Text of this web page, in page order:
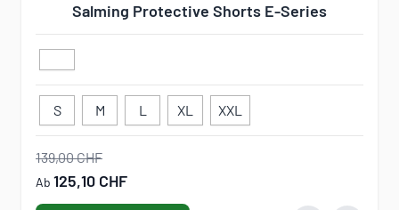
Salming Protective Shorts E-Series
S M L XL XXL
139,00 CHF
Ab 125,10 CHF